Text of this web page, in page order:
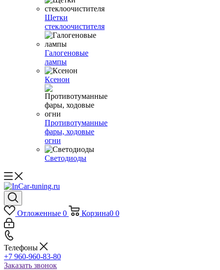
Щетки
стеклоочистителя
Галогеновые
лампы
Ксенон
Противотуманные
фары, ходовые
огни
Светодиоды
Отложенные 0 Корзина0 0
Телефоны
+7 960-960-83-80
Заказать звонок